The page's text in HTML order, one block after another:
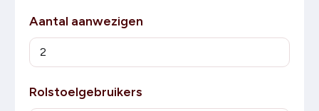
Aantal aanwezigen
Rolstoelgebruikers